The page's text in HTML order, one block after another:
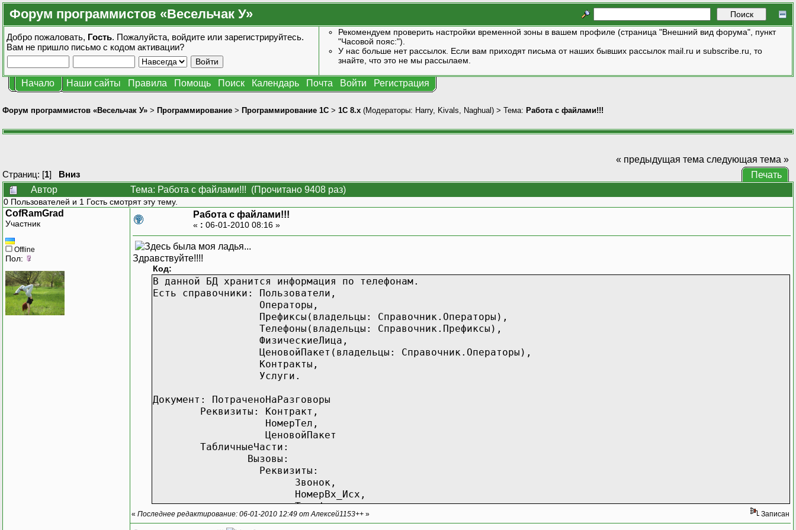
Форум программистов «Весельчак У»
Добро пожаловать, Гость. Пожалуйста, войдите или зарегистрируйтесь.
Вам не пришло письмо с кодом активации?
Рекомендуем проверить настройки временной зоны в вашем профиле (страница "Внешний вид форума", пункт
"Часовой пояс:").
У нас больше нет рассылок. Если вам приходят письма от наших бывших рассылок mail.ru и subscribe.ru, то
знайте, что это не мы рассылаем.
Начало Наши сайты Правила Помощь Поиск Календарь Почта Войти Регистрация
Форум программистов «Весельчак У» > Программирование > Программирование 1С > 1С 8.x (Модераторы: Harry, Kivals Naghual) > Тема: Работа с файлами!!!
Страниц: [1] Вниз
« предыдущая тема следующая тема »
Печать
Автор
Тема: Работа с файлами!!! (Прочитано 9408 раз)
0 Пользователей и 1 Гость смотрят эту тему.
CofRamGrad
Участник
Offline
Пол:
Работа с файлами!!!
« : 06-01-2010 08:16 »
Здравствуйте!!!!
Код:
В данной БД хранится информация по телефонам.
Есть справочники: Пользователи,
Операторы,
Префиксы(владельцы: Справочник.Операторы),
Телефоны(владельцы: Справочник.Префиксы),
ФизическиеЛица,
ЦеновойПакет(владельцы: Справочник.Операторы),
Контракты,
Услуги.
Документ: ПотраченоНаРазговоры
Реквизиты: Контракт,
НомерТел,
ЦеновойПакет
ТабличныеЧасти:
Вызовы:
Реквизиты:
Звонок,
НомерВх_Исх,
Тариф,
ДатаВызова,
« Последнее редактирование: 06-01-2010 12:49 от Алексей1153++ » Записан